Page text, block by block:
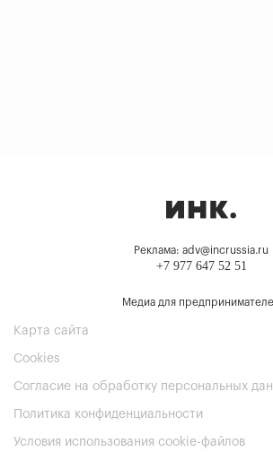
Реклама: adv@incrussia.ru
+7 977 647 52 51
Медиа для
Карта сайта
Cookies
Согласие на обработку персональных
Политика конфиденциальности
Условия использования cookie-файлов